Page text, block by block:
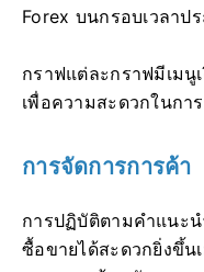
Forex บนกรอบเวลาป
กราฟแต่ละกราฟมีเมนู
เพื่อความสะดวกในกา
การจัดการการค้า
การปฏิบัติตามคำแนะ
ซื้อขายได้สะดวกยิ่งขึ้